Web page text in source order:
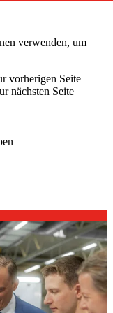
verwenden, um
vorherigen Seite
nächsten Seite